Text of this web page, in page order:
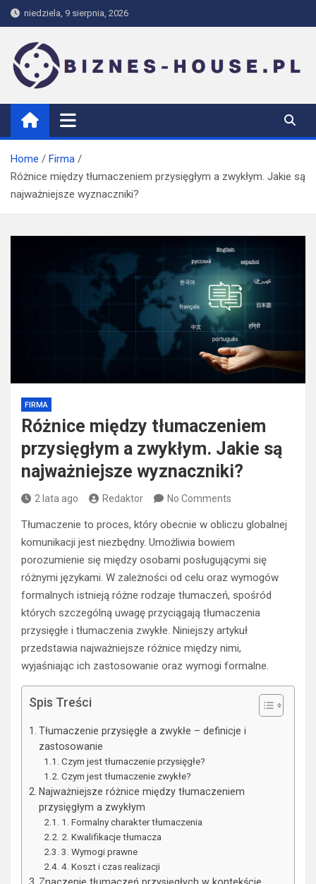
Skip
to
content
niedziela, 9 sierpnia, 2026
biznes-house.pl
Home
Firma
Różnice między tłumaczeniem przysięgłym a zwykłym. Jakie są
najważniejsze wyznaczniki?
FIRMA
Różnice między tłumaczeniem
przysięgłym a zwykłym. Jakie są
najważniejsze wyznaczniki?
2 lata ago Redaktor No Comments
Tłumaczenie to proces, który obecnie w obliczu globalnej
komunikacji jest niezbędny. Umożliwia bowiem
porozumienie się między osobami posługującymi się
różnymi językami. W zależności od celu oraz wymogów
formalnych istnieją różne rodzaje tłumaczeń, spośród
których szczególną uwagę przyciągają tłumaczenia
przysięgłe i tłumaczenia zwykłe. Niniejszy artykuł
przedstawia najważniejsze różnice między nimi,
wyjaśniając ich zastosowanie oraz wymogi formalne.
Spis Treści
Tłumaczenie przysięgłe a zwykłe – definicje i
zastosowanie
Czym jest tłumaczenie przysięgłe?
Czym jest tłumaczenie zwykłe?
Najważniejsze różnice między tłumaczeniem
przysięgłym a zwykłym
1. Formalny charakter tłumaczenia
2. Kwalifikacje tłumacza
3. Wymogi prawne
4. Koszt i czas realizacji